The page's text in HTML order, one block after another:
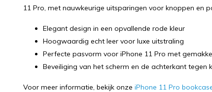
11 Pro, met nauwkeurige uitsparingen voor knoppen en
Elegant design in een opvallende rode kleur
Hoogwaardig echt leer voor luxe uitstraling
Perfecte pasvorm voor iPhone 11 Pro met
Beveiliging van het scherm en de achterkant tegen
Voor meer informatie, bekijk onze iPhone 11 Pro